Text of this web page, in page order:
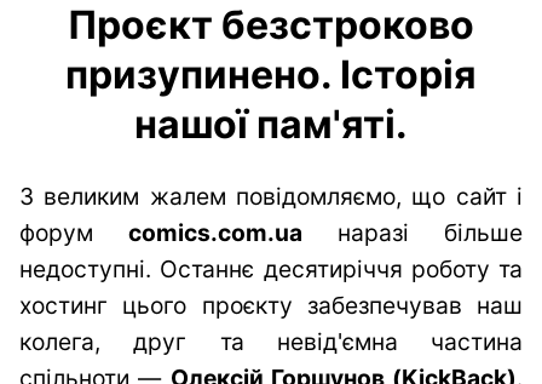
Проєкт безстроково
призупинено. Історія
нашої пам'яті.
З великим жалем повідомляємо, що сайт і
форум comics.com.ua наразі більше
недоступні. Останнє десятиріччя роботу та
хостинг цього проєкту забезпечував наш
колега, друг та невід'ємна частина